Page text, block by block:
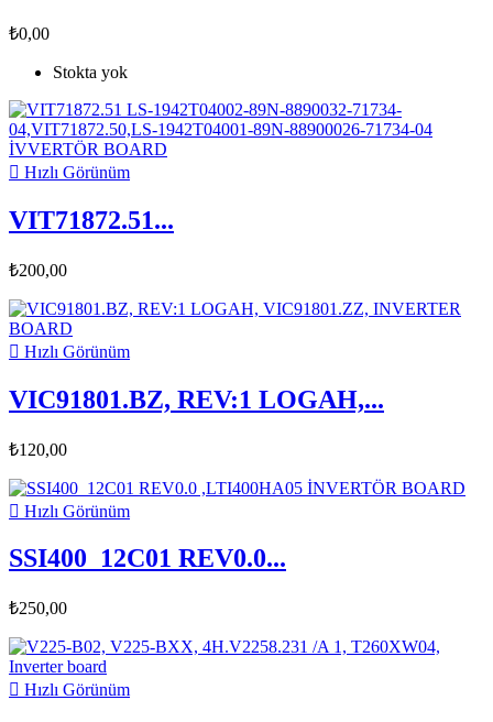
₺0,00
Stokta yok
 Hızlı Görünüm
VIT71872.51...
₺200,00
 Hızlı Görünüm
VIC91801.BZ, REV:1 LOGAH,...
₺120,00
 Hızlı Görünüm
SSI400_12C01 REV0.0...
₺250,00
 Hızlı Görünüm